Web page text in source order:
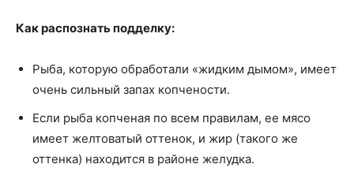
Как распознать подделку:
Рыба, которую обработали «жидким дымом», имеет
очень сильный запах копчености.
Если рыба копченая по всем правилам, ее мясо
имеет желтоватый оттенок, и жир (такого же
оттенка) находится в районе желудка.